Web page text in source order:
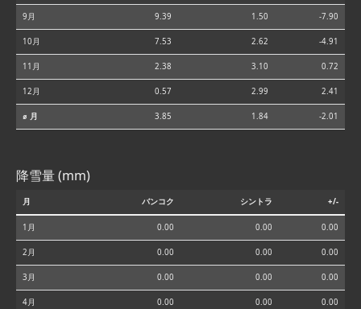
9月 9.39 1.50 -7.90
10月 7.53 2.62 -4.91
11月 2.38 3.10 0.72
12月 0.57 2.99 2.41
⌀ 月 3.85 1.84 -2.01
降雪量 (mm)
月 バンコク シントラ +/-
1月 0.00 0.00 0.00
2月 0.00 0.00 0.00
3月 0.00 0.00 0.00
4月 0.00 0.00 0.00